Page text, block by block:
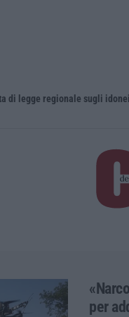
di legge regionale sugli
per